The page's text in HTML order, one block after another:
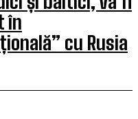
în
cu Rusia